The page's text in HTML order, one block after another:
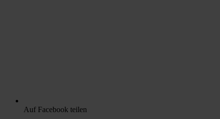
Auf Facebook teilen